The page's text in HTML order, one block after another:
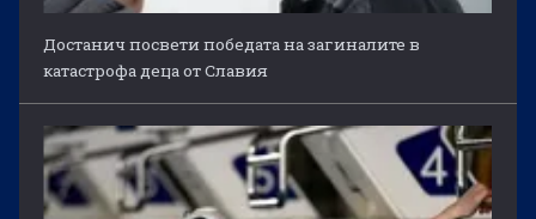
Достанич посвети победата на загиналите в
катастрофа деца от Славия